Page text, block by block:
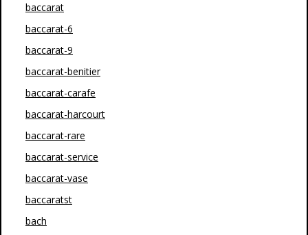
baccarat
baccarat-6
baccarat-9
baccarat-benitier
baccarat-carafe
baccarat-harcourt
baccarat-rare
baccarat-service
baccarat-vase
baccaratst
bach